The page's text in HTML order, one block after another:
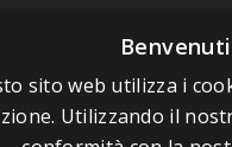
di Bleu Provence
legali
di vendita
sito web utilizza i
Utilizzando il